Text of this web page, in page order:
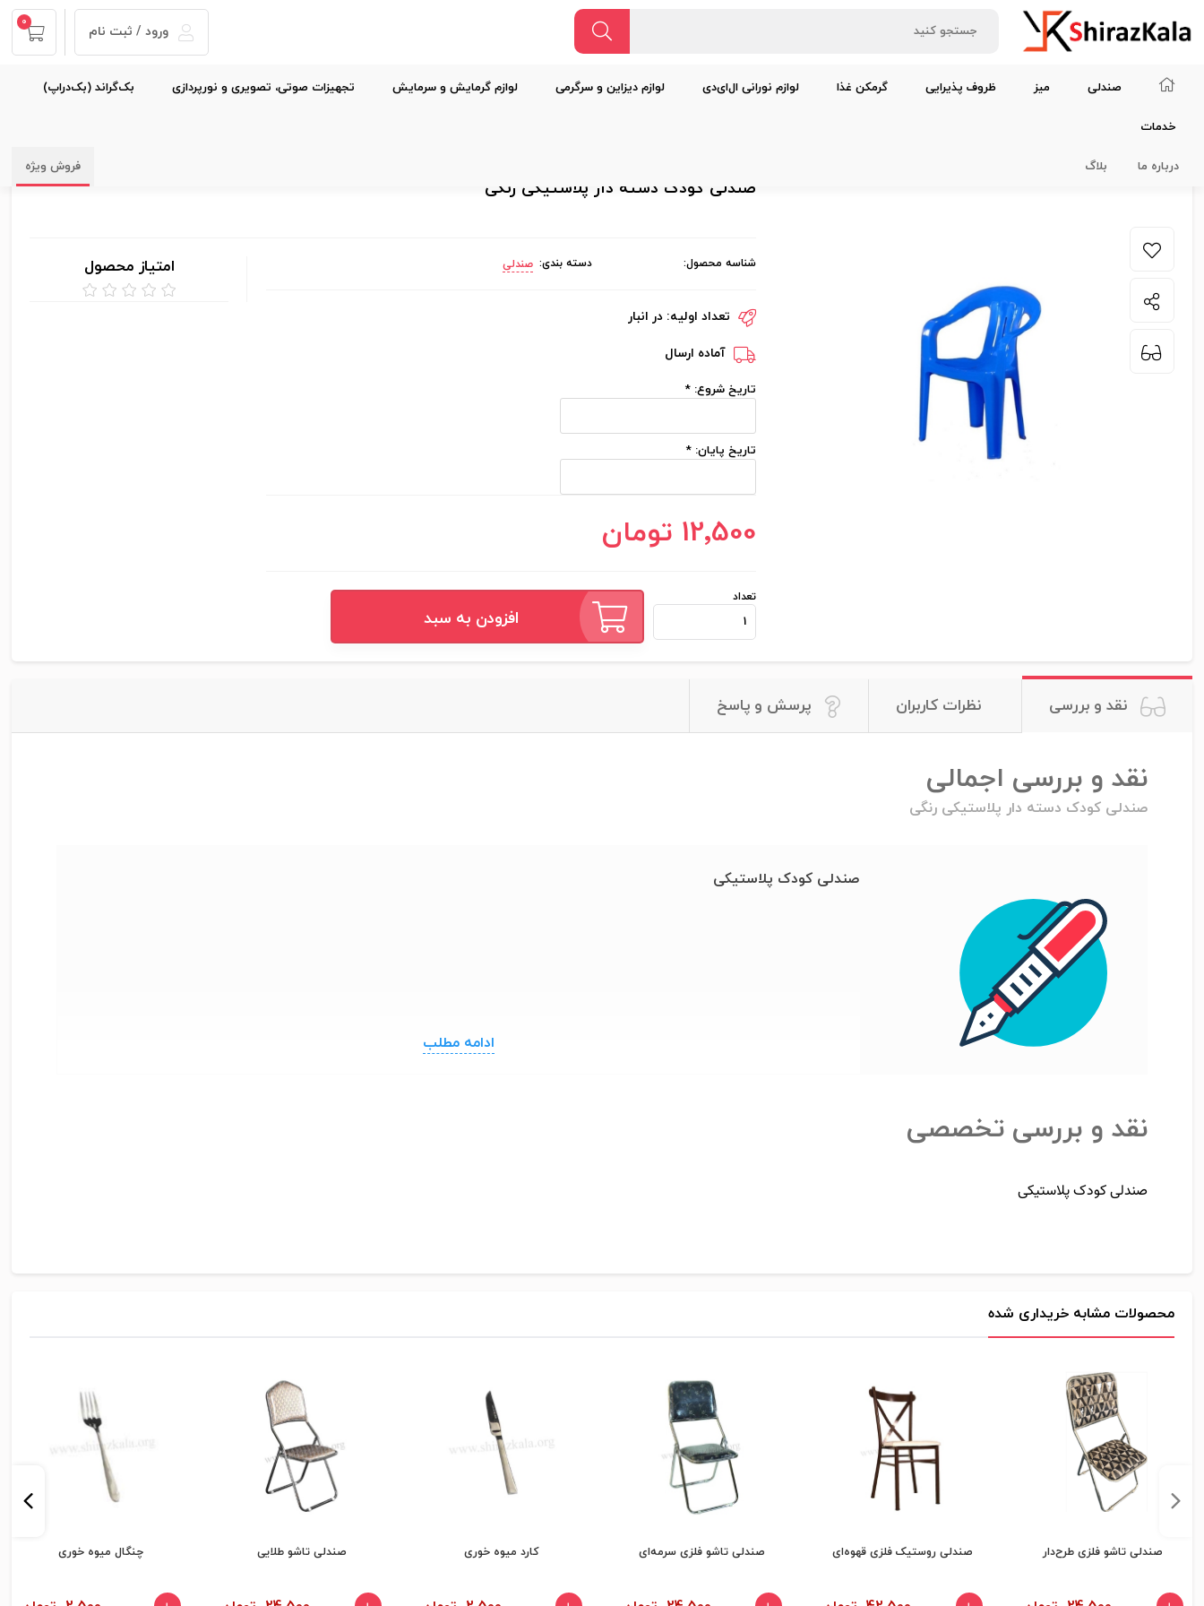
ورود / ثبت نام
0
صندلی میز ظروف پذیرایی گرمکن غذا لوازم نورانی ال‌ای‌دی لوازم دیزاین و سرگرمی لوازم گرمایش و سرمایش تجهیزات صوتی، تصویری و نورپردازی بک‌گراند (بک‌دراپ)
خدمات
درباره ما بلاگ فروش ویژه
خانه صندلی
صندلی کودک دسته دار پلاستیکی رنگی
شناسه محصول: دسته بندی: صندلی
تعداد اولیه: در انبار
آماده ارسال
تاریخ شروع:*
تاریخ پایان:*
12٬500 تومان
تعداد
افزودن به سبد
امتیاز محصول
نقد و بررسی نظرات کاربران پرسش و پاسخ
نقد و بررسی اجمالی
صندلی کودک دسته دار پلاستیکی رنگی
صندلی کودک پلاستیکی
ادامه مطلب
نقد و بررسی تخصصی
صندلی کودک پلاستیکی
محصولات مشابه خریداری شده
صندلی تاشو فلزی طرح‌دار صندلی روستیک فلزی قهوه‌ای صندلی تاشو فلزی سرمه‌ای کارد میوه خوری صندلی تاشو طلایی چنگال میوه خوری